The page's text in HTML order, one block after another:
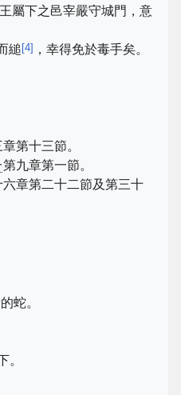
王屬下之邑宰嚴守城門，意
縋 [4] ，幸得免於毒手矣。
第十三節。
第九章第一節。
六章第二十二節及第三十
蛇。
。